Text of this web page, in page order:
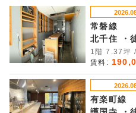
常磐線
北千
1階 7.37
賃料:
有楽町線